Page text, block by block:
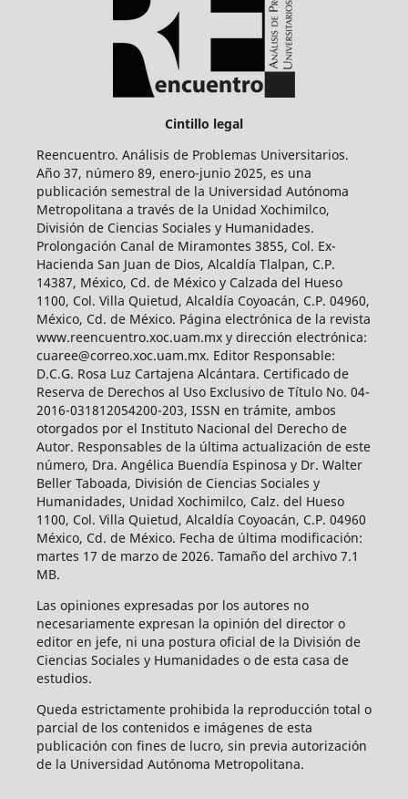
Cintillo legal
Reencuentro. Análisis de Problemas Universitarios.
Año 37, número 89, enero-junio 2025, es una
publicación semestral de la Universidad Autónoma
Metropolitana a través de la Unidad Xochimilco,
División de Ciencias Sociales y Humanidades.
Prolongación Canal de Miramontes 3855, Col. Ex-
Hacienda San Juan de Dios, Alcaldía Tlalpan, C.P.
14387, México, Cd. de México y Calzada del Hueso
1100, Col. Villa Quietud, Alcaldía Coyoacán, C.P. 04960,
México, Cd. de México. Página electrónica de la revista
www.reencuentro.xoc.uam.mx y dirección electrónica:
cuaree@correo.xoc.uam.mx. Editor Responsable:
D.C.G. Rosa Luz Cartajena Alcántara. Certificado de
Reserva de Derechos al Uso Exclusivo de Título No. 04-
2016-031812054200-203, ISSN en trámite, ambos
otorgados por el Instituto Nacional del Derecho de
Autor. Responsables de la última actualización de este
número, Dra. Angélica Buendía Espinosa y Dr. Walter
Beller Taboada, División de Ciencias Sociales y
Humanidades, Unidad Xochimilco, Calz. del Hueso
1100, Col. Villa Quietud, Alcaldía Coyoacán, C.P. 04960
México, Cd. de México. Fecha de última modificación:
martes 17 de marzo de 2026. Tamaño del archivo 7.1
MB.
Las opiniones expresadas por los autores no
necesariamente expresan la opinión del director o
editor en jefe, ni una postura oficial de la División de
Ciencias Sociales y Humanidades o de esta casa de
estudios.
Queda estrictamente prohibida la reproducción total o
parcial de los contenidos e imágenes de esta
publicación con fines de lucro, sin previa autorización
de la Universidad Autónoma Metropolitana.